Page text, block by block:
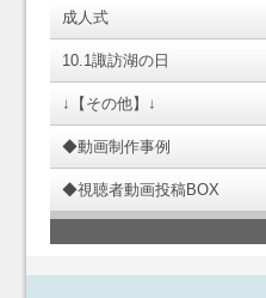
成人式
10.1諏訪湖の日
↓【その他】↓
◆動画制作事例
◆視聴者動画投稿BOX